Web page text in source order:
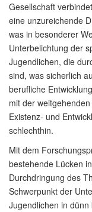
Gesellschaft
eine unzureichende
was in besonderer
Unterbelichtung der
Jugendlichen, die
sind, was sicherlich
berufliche
mit der
Existenz- und
schlechthin.
Mit dem
bestehende Lücken
Durchdringung des
Schwerpunkt der
Jugendlichen in